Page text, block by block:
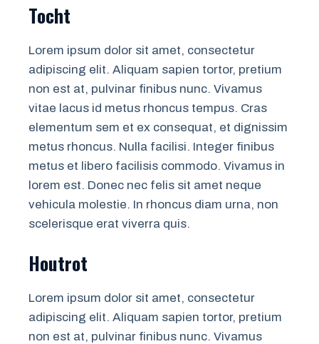
Tocht
Lorem ipsum dolor sit amet, consectetur
adipiscing elit. Aliquam sapien tortor, pretium
non est at, pulvinar finibus nunc. Vivamus
vitae lacus id metus rhoncus tempus. Cras
elementum sem et ex consequat, et dignissim
metus rhoncus. Nulla facilisi. Integer finibus
metus et libero facilisis commodo. Vivamus in
lorem est. Donec nec felis sit amet neque
vehicula molestie. In rhoncus diam urna, non
scelerisque erat viverra quis.
Houtrot
Lorem ipsum dolor sit amet, consectetur
adipiscing elit. Aliquam sapien tortor, pretium
non est at, pulvinar finibus nunc. Vivamus